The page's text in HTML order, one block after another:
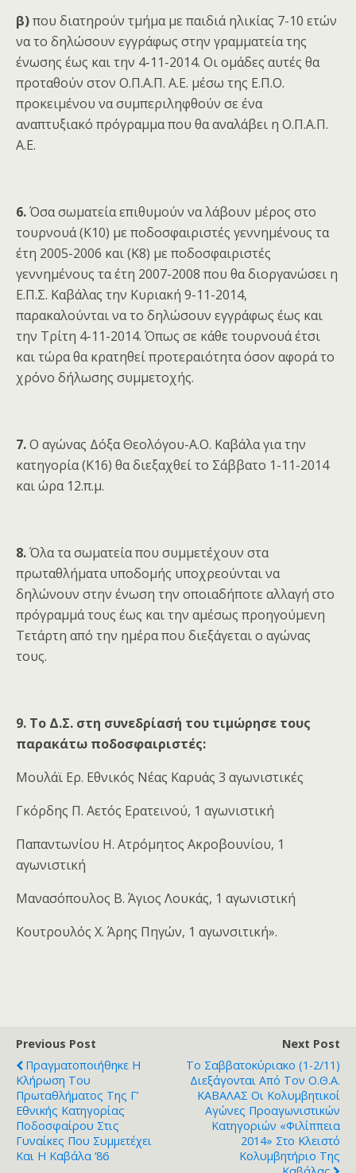
β)που διατηρούν τμήμα με παιδιά ηλικίας 7-10 ετών
να το δηλώσουν εγγράφως στην γραμματεία της
ένωσης έως και την 4-11-2014. Οι ομάδες αυτές θα
προταθούν στον Ο.Π.Α.Π. Α.Ε. μέσω της Ε.Π.Ο.
προκειμένου να συμπεριληφθούν σε ένα
αναπτυξιακό πρόγραμμα που θα αναλάβει η Ο.Π.Α.Π.
Α.Ε.
6.Όσα σωματεία επιθυμούν να λάβουν μέρος στο
τουρνουά (Κ10) με ποδοσφαιριστές γεννημένους τα
έτη 2005-2006 και (Κ8) με ποδοσφαιριστές
γεννημένους τα έτη 2007-2008 που θα διοργανώσει η
Ε.Π.Σ. Καβάλας την Κυριακή 9-11-2014,
παρακαλούνται να το δηλώσουν εγγράφως έως και
την Τρίτη 4-11-2014. Όπως σε κάθε τουρνουά έτσι
και τώρα θα κρατηθεί προτεραιότητα όσον αφορά το
χρόνο δήλωσης συμμετοχής.
7.Ο αγώνας Δόξα Θεολόγου-Α.Ο. Καβάλα για την
κατηγορία (Κ16) θα διεξαχθεί το Σάββατο 1-11-2014
και ώρα 12.π.μ.
8.Όλα τα σωματεία που συμμετέχουν στα
πρωταθλήματα υποδομής υποχρεούνται να
δηλώνουν στην ένωση την οποιαδήποτε αλλαγή στο
πρόγραμμά τους έως και την αμέσως προηγούμενη
Τετάρτη από την ημέρα που διεξάγεται ο αγώνας
τους.
9. Το Δ.Σ. στη συνεδρίασή του τιμώρησε τους
παρακάτω ποδοσφαιριστές:
Moυλάϊ Ερ. Εθνικός Νέας Καρυάς 3 αγωνιστικές
Γκόρδης Π. Αετός Ερατεινού, 1 αγωνιστική
Παπαντωνίου Η. Ατρόμητος Ακροβουνίου, 1
αγωνιστική
Μανασόπουλος Β. Άγιος Λουκάς, 1 αγωνιστική
Κουτρουλός Χ. Άρης Πηγών, 1 αγωνσιτική».
Previous Post
Πραγματοποιήθηκε Η
Κλήρωση Του
Πρωταθλήματος Της Γ’
Εθνικής Κατηγορίας
Ποδοσφαίρου Στις
Γυναίκες Που Συμμετέχει
Και Η Καβάλα ‘86
Next Post
Το Σαββατοκύριακο (1-2/11)
Διεξάγονται Από Τον Ο.Θ.Α.
ΚΑΒΑΛΑΣ Οι Κολυμβητικοί
Αγώνες Προαγωνιστικών
Κατηγοριών «Φιλίππεια
2014» Στο Κλειστό
Κολυμβητήριο Της